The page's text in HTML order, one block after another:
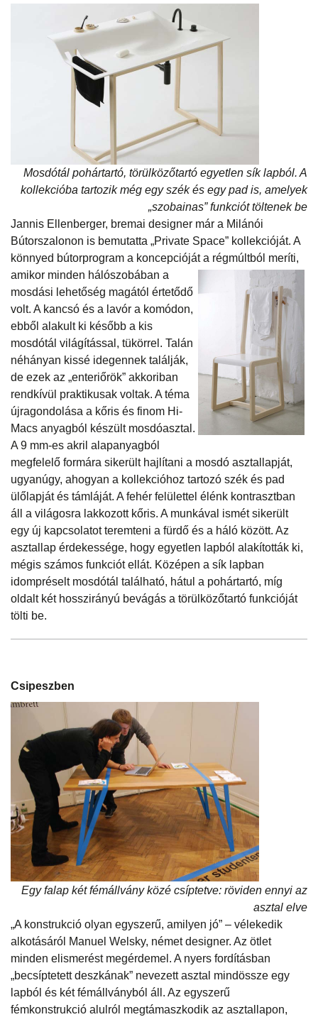
Mosdótál pohártartó, törülközőtartó egyetlen sík lapból. A
kollekcióba tartozik még egy szék és egy pad is, amelyek
„szobainas” funkciót töltenek be
Jannis Ellenberger, bremai designer már a Milánói
Bútorszalonon is bemutatta „Private Space” kollekcióját. A
könnyed bútorprogram a koncepcióját a régmúltból meríti,
amikor minden hálószobában a
mosdási lehetőség magától értetődő
volt. A kancsó és a lavór a komódon,
ebből alakult ki később a kis
mosdótál világítással, tükörrel. Talán
néhányan kissé idegennek találják,
de ezek az „enteriőrök” akkoriban
rendkívül praktikusak voltak. A téma
újragondolása a kőris és finom Hi-
Macs anyagból készült mosdóasztal.
A 9 mm-es akril alapanyagból
megfelelő formára sikerült hajlítani a mosdó asztallapját,
ugyanúgy, ahogyan a kollekcióhoz tartozó szék és pad
ülőlapját és támláját. A fehér felülettel élénk kontrasztban
áll a világosra lakkozott kőris. A munkával ismét sikerült
egy új kapcsolatot teremteni a fürdő és a háló között. Az
asztallap érdekessége, hogy egyetlen lapból alakították ki,
mégis számos funkciót ellát. Középen a sík lapban
idompréselt mosdótál található, hátul a pohártartó, míg
oldalt két hosszirányú bevágás a törülközőtartó funkcióját
tölti be.
Csipeszben
Egy falap két fémállvány közé csíptetve: röviden ennyi az
asztal elve
„A konstrukció olyan egyszerű, amilyen jó” – vélekedik
alkotásáról Manuel Welsky, német designer. Az ötlet
minden elismerést megérdemel. A nyers fordításban
„becsíptetett deszkának” nevezett asztal mindössze egy
lapból és két fémállványból áll. Az egyszerű
fémkonstrukció alulról megtámaszkodik az asztallapon,